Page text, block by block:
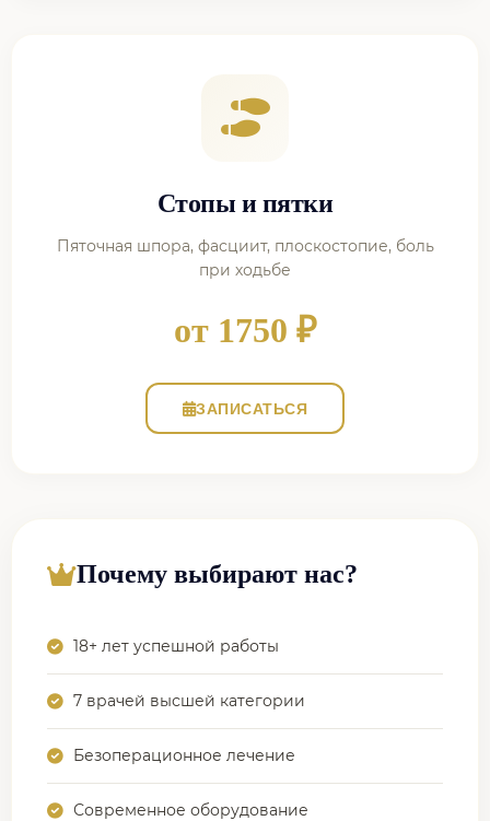
Стопы и пятки
Пяточная шпора, фасциит, плоскостопие, боль
при ходьбе
от 1750 ₽
ЗАПИСАТЬСЯ
Почему выбирают нас?
18+ лет успешной работы
7 врачей высшей категории
Безоперационное лечение
Современное оборудование